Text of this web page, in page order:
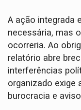
A ação integrada
necessária, mas
ocorreria. Ao
relatório abre
interferências
organizado exige
burocracia e